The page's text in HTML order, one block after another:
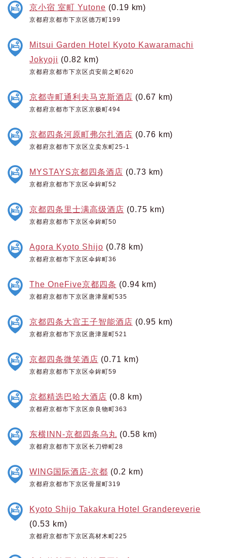
京小宿 室町 Yutone (0.19 km)
京都府京都市下京区德万町199
Mitsui Garden Hotel Kyoto Kawaramachi
Jokyoji (0.82 km)
京都府京都市下京区贞安前之町620
京都寺町通利夫马克斯酒店 (0.67 km)
京都府京都市下京区京极町494
京都四条河原町弗尔扎酒店 (0.76 km)
京都府京都市下京区立卖东町25-1
MYSTAYS京都四条酒店 (0.73 km)
京都府京都市下京区伞鉾町52
京都四条里士满高级酒店 (0.75 km)
京都府京都市下京区伞鉾町50
Agora Kyoto Shijo (0.78 km)
京都府京都市下京区伞鉾町36
The OneFive京都四条 (0.94 km)
京都府京都市下京区唐津屋町535
京都四条大宫王子智能酒店 (0.95 km)
京都府京都市下京区唐津屋町521
京都四条微笑酒店 (0.71 km)
京都府京都市下京区伞鉾町59
京都精选巴哈大酒店 (0.8 km)
京都府京都市下京区奈良物町363
东横INN-京都四条乌丸 (0.58 km)
京都府京都市下京区长刀铧町28
WING国际酒店-京都 (0.2 km)
京都府京都市下京区骨屋町319
Kyoto Shijo Takakura Hotel Grandereverie
(0.53 km)
京都府京都市下京区高材木町225